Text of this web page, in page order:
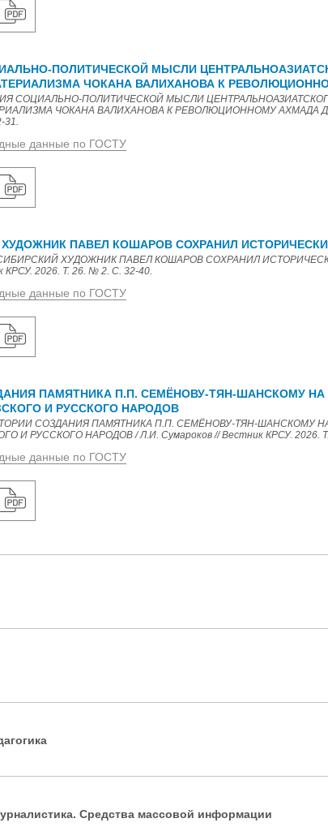
ПОЛИТИЧЕСКОЙ МЫСЛИ
ЧОКАНА ВАЛИХАНОВА К
СОЦИАЛЬНО-ПОЛИТИЧЕСКОЙ МЫСЛИ
ЧОКАНА ВАЛИХАНОВА К РЕВОЛЮЦИОННОМУ АХМАДА
31.
данные по ГОСТУ
ПАВЕЛ КОШАРОВ СОХРАНИЛ
СИБИРСКИЙ ХУДОЖНИК ПАВЕЛ КОШАРОВ СОХРАНИЛ
КРСУ. 2026. Т. 26. № 2. С. 32-40.
данные по ГОСТУ
ПАМЯТНИКА П.П. СЕМЁНОВУ-ТЯН-ШАНСКОМУ
И РУССКОГО НАРОДОВ
СОЗДАНИЯ ПАМЯТНИКА П.П. СЕМЁНОВУ-ТЯН-ШАНСКОМУ
И РУССКОГО НАРОДОВ / Л.И. Сумароков // Вестник КРСУ. 2026.
данные по ГОСТУ
Средства массовой информации